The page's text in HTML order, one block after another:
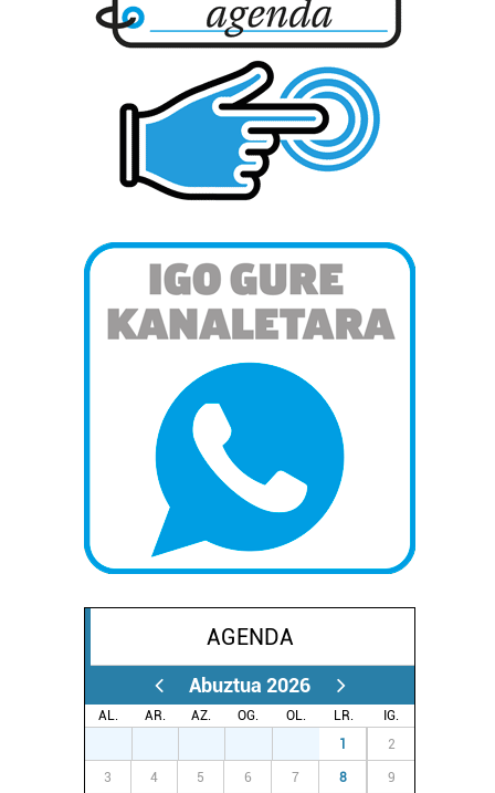
AGENDA
Abuztua 2026
AL. AR. AZ. OG. OL. LR.
IG.
1 2
3 4 5 6 7 8 9